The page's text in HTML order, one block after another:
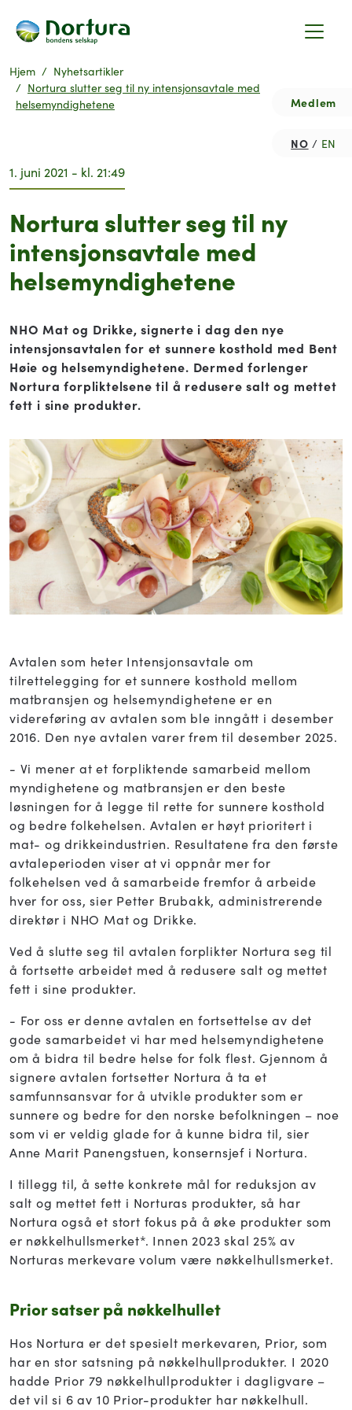
Medlem
NO EN
Hjem
Nyhetsartikler
Nortura slutter seg til ny intensjonsavtale med
helsemyndighetene
1. juni 2021 - kl. 21:49
Nortura slutter seg til ny
intensjonsavtale med
helsemyndighetene
NHO Mat og Drikke, signerte i dag den nye
intensjonsavtalen for et sunnere kosthold med Bent
Høie og helsemyndighetene. Dermed forlenger
Nortura forpliktelsene til å redusere salt og mettet
fett i sine produkter.
Avtalen som heter Intensjonsavtale om
tilrettelegging for et sunnere kosthold mellom
matbransjen og helsemyndighetene er en
videreføring av avtalen som ble inngått i desember
2016. Den nye avtalen varer frem til desember 2025.
- Vi mener at et forpliktende samarbeid mellom
myndighetene og matbransjen er den beste
løsningen for å legge til rette for sunnere kosthold
og bedre folkehelsen. Avtalen er høyt prioritert i
mat- og drikkeindustrien. Resultatene fra den første
avtaleperioden viser at vi oppnår mer for
folkehelsen ved å samarbeide fremfor å arbeide
hver for oss, sier Petter Brubakk, administrerende
direktør i NHO Mat og Drikke.
Ved å slutte seg til avtalen forplikter Nortura seg til
å fortsette arbeidet med å redusere salt og mettet
fett i sine produkter.
- For oss er denne avtalen en fortsettelse av det
gode samarbeidet vi har med helsemyndighetene
om å bidra til bedre helse for folk flest. Gjennom å
signere avtalen fortsetter Nortura å ta et
samfunnsansvar for å utvikle produkter som er
sunnere og bedre for den norske befolkningen – noe
som vi er veldig glade for å kunne bidra til, sier
Anne Marit Panengstuen, konsernsjef i Nortura.
I tillegg til, å sette konkrete mål for reduksjon av
salt og mettet fett i Norturas produkter, så har
Nortura også et stort fokus på å øke produkter som
er nøkkelhullsmerket*. Innen 2023 skal 25% av
Norturas merkevare volum være nøkkelhullsmerket.
Prior satser på nøkkelhullet
Hos Nortura er det spesielt merkevaren, Prior, som
har en stor satsning på nøkkelhullprodukter. I 2020
hadde Prior 79 nøkkelhullprodukter i dagligvare –
det vil si 6 av 10 Prior-produkter har nøkkelhull.